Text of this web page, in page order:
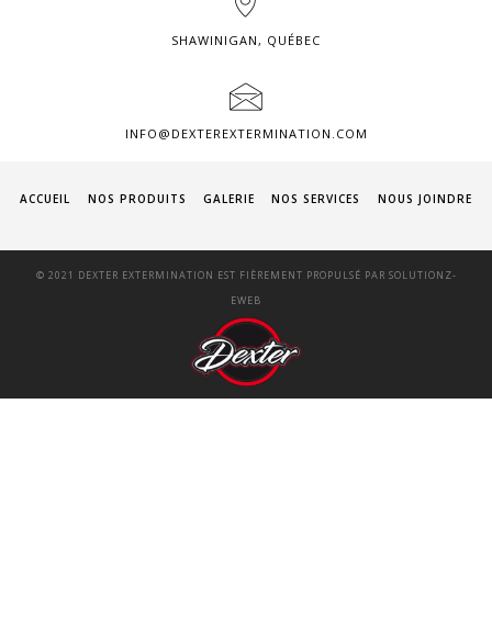
SHAWINIGAN, QUÉBEC
INFO@DEXTEREXTERMINATION.COM
ACCUEIL NOS PRODUITS GALERIE NOS SERVICES NOUS JOINDRE
© 2021 DEXTER EXTERMINATION EST FIÈREMENT PROPULSÉ PAR SOLUTIONZ-
EWEB